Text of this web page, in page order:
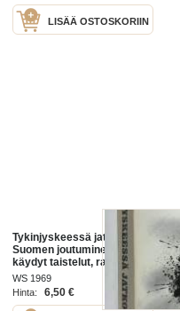
LISÄÄ OSTOSKORIIN
Tykinjyskeessä jatkosodassa :
Suomen joutuminen jatkosotaan,
käydyt taistelut, rauha, vaaran
vuodet ja nykypäivä tykkimiehen
näkökulmasta
WS 1969
Hinta:
6,50 €